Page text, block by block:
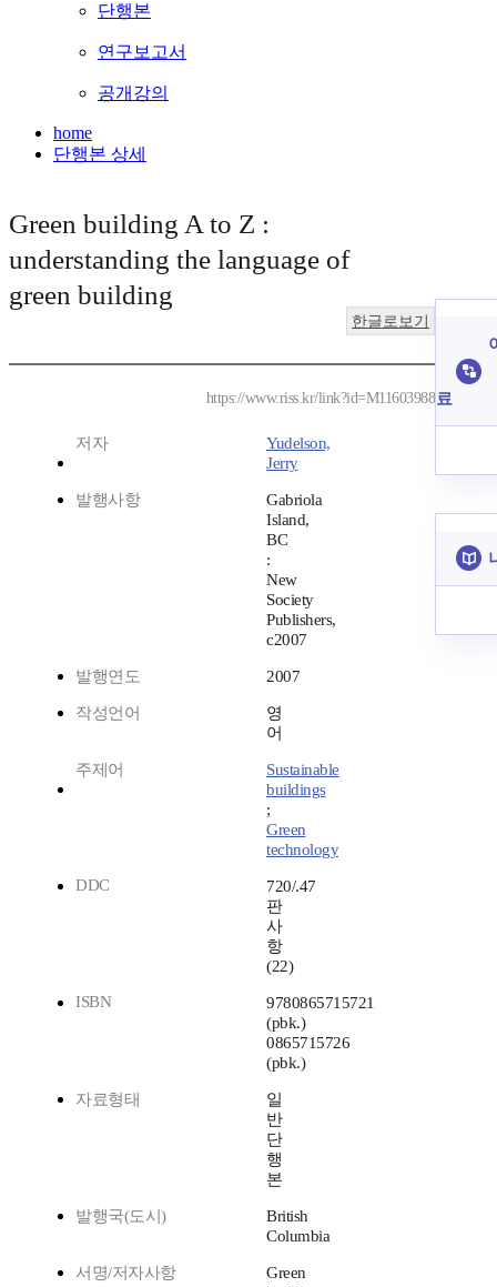
단행본
연구보고서
공개강의
home
단행본 상세
Green building A to Z :
understanding the language of
green building
한글로보기
https://www.riss.kr/link?id=M11603988
저자
Yudelson,
Jerry
발행사항
Gabriola
Island,
BC
:
New
Society
Publishers,
c2007
발행연도 2007
작성언어
영
어
주제어
Sustainable
buildings
;
Green
technology
DDC
720/.47
판
사
항
(22)
ISBN
9780865715721
(pbk.)
0865715726
(pbk.)
자료형태
일
반
단
행
본
발행국(도시)
British
Columbia
서명/저자사항
Green
료